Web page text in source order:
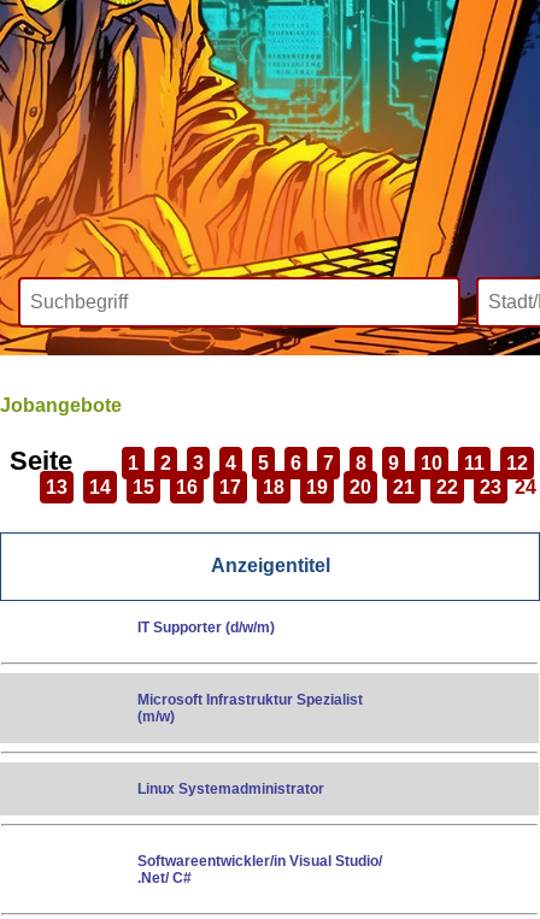
Wir bieten Inklusive
Jobangebote
Seite 1 2 3 4 5 6 7 8 9 10 11
12
13
14 15 16 17 18 19 20 21 22 23 24
Anzeigentitel
IT Supporter (d/w/m)
Microsoft Infrastruktur Spezialist
(m/w)
Linux Systemadministrator
Softwareentwickler/in Visual Studio/
.Net/ C#